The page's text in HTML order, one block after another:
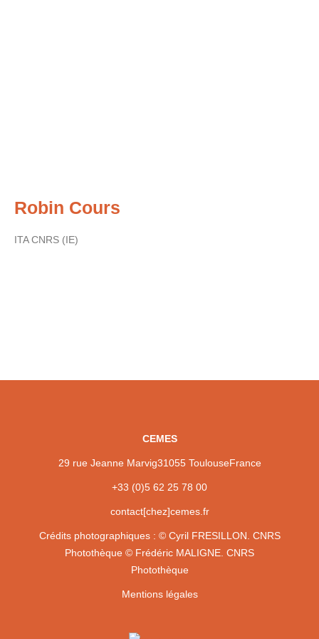
Robin Cours
ITA CNRS (IE)
CEMES
29 rue Jeanne Marvig31055 ToulouseFrance
+33 (0)5 62 25 78 00
contact[chez]cemes.fr
Crédits photographiques : © Cyril FRESILLON. CNRS
Photothèque © Frédéric MALIGNE. CNRS
Photothèque
Mentions légales